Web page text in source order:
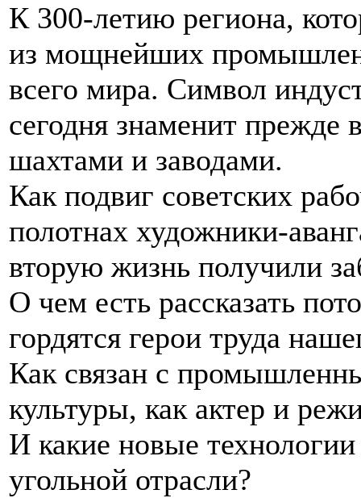
К 300-летию региона,
из мощнейших
всего мира. Символ
сегодня знаменит прежде
шахтами и заводами.
Как подвиг советских
полотнах художники-
вторую жизнь получили
О чем есть рассказать
гордятся герои труда
Как связан с
культуры, как актер и
И какие новые
угольной отрасли?